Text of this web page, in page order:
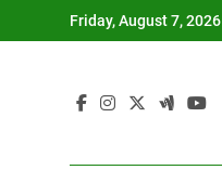
to
Friday, August 7, 2026